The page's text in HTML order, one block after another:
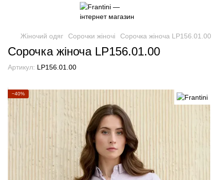
Жіночий одяг Сорочки жіночі Сорочка жіноча LP156.01.00
Сорочка жіноча LP156.01.00
Артикул: LP156.01.00
−40%